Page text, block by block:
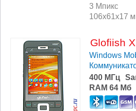
3 Мпикс
106x61x17
Glofiish
Windows
400 МГц
RAM 64 Мб